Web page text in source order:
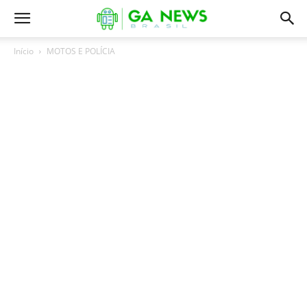
Início MOTOS E POLÍCIA